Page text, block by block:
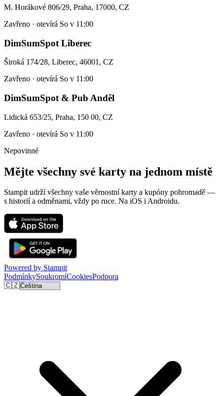
M. Horákové 806/29, Praha, 17000, CZ
Zavřeno · otevírá So v 11:00
DimSumSpot Liberec
Široká 174/28, Liberec, 46001 , CZ
Zavřeno · otevírá So v 11:00
DimSumSpot & Pub Anděl
Lidická 653/25, Praha, 150 00, CZ
Zavřeno · otevírá So v 11:00
Nepovinné
Mějte všechny své karty na jednom místě
Stampit udrží všechny vaše věrnostní karty a kupóny pohromadě —
s historií a odměnami, vždy po ruce. Na iOS i Androidu.
Powered by Stampit
PodmínkySoukromíCookiesPodpora
🇨🇿